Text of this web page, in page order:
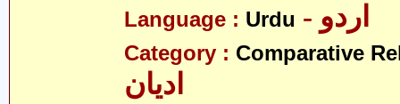
Language : Urdu - اردو
Category : Comparative
ادیان